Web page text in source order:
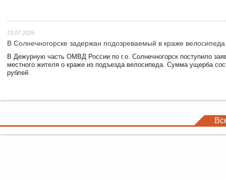
23.07.2026
В Солнечногорске задержан подозреваемый в краже велосипеда
В Дежурную часть ОМВД России по г.о. Солнечногорск поступило
местного жителя о краже из подъезда велосипеда. Сумма ущерба
рублей.